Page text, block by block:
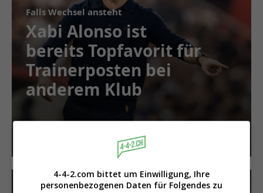
Falls Wechsel ansteht
Xabi Alonso ist
bereits Topfavorit für
Trainerposten bei
anderem Klub
4-4-2.com bittet um Einwilligung, Ihre
personenbezogenen Daten für Folgendes zu